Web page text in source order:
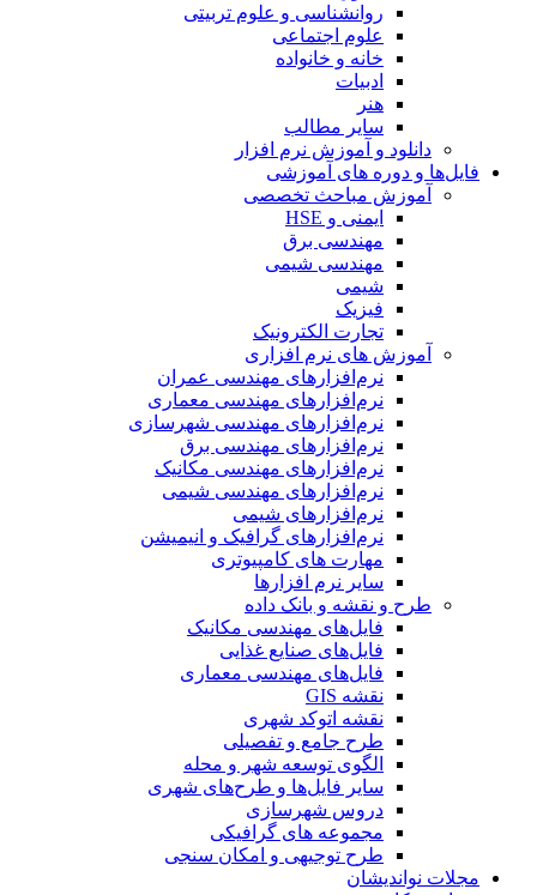
روانشناسی و علوم تربیتی
علوم اجتماعی
خانه و خانواده
ادبیات
هنر
سایر مطالب
دانلود و آموزش نرم افزار
فایل‌ها و دوره های آموزشی
آموزش مباحث تخصصی
ایمنی و HSE
مهندسی برق
مهندسی شیمی
شیمی
فیزیک
تجارت الکترونیک
آموزش های نرم افزاری
نرم‌افزارهای مهندسی عمران
نرم‌افزارهای مهندسی معماری
نرم‌افزارهای مهندسی شهرسازی
نرم‌افزارهای مهندسی برق
نرم‌افزارهای مهندسی مکانیک
نرم‌افزارهای مهندسی شیمی
نرم‌افزارهای شیمی
نرم‌افزارهای گرافیک و انیمیشن
مهارت های کامپیوتری
سایر نرم افزارها
طرح و نقشه و بانک داده
فایل‌های مهندسی مکانیک
فایل‌های صنایع غذایی
فایل‌های مهندسی معماری
نقشه GIS
نقشه اتوکد شهری
طرح جامع و تفصیلی
الگوی توسعه شهر و محله
سایر فایل‌ها و طرح‌های شهری
دروس شهرسازی
مجموعه های گرافیکی
طرح توجیهی و امکان سنجی
مجلات نواندیشان